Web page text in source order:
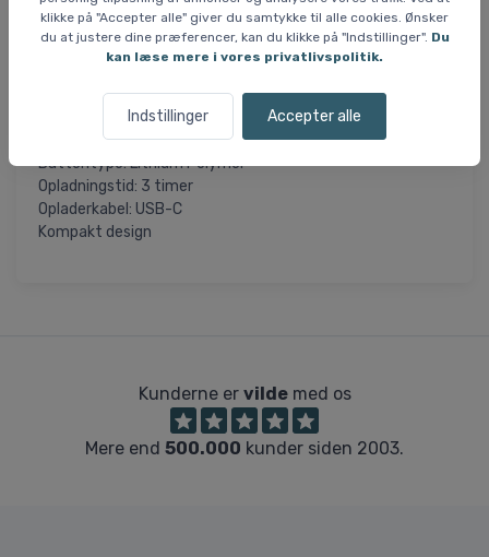
klikke på "Accepter alle" giver du samtykke til alle cookies. Ønsker
du at justere dine præferencer, kan du klikke på "Indstillinger". Du
kan læse mere i vores privatlivspolitik.
Indstillinger Accepter alle
Specifikationer
Antal dioder: 50 COB LED
Styrke: 240 lumen
Batteritid: minimum 5 timer
Batteritype: Lithium Polymer
Opladningstid: 3 timer
Opladerkabel: USB-C
Kompakt design
Kunderne er vildemed os
Mere end 500.000 kunder siden 2003.